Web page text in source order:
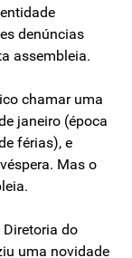
denúncias
assembleia.
chamar uma
janeiro (época
férias), e
Mas o
do
uma novidade